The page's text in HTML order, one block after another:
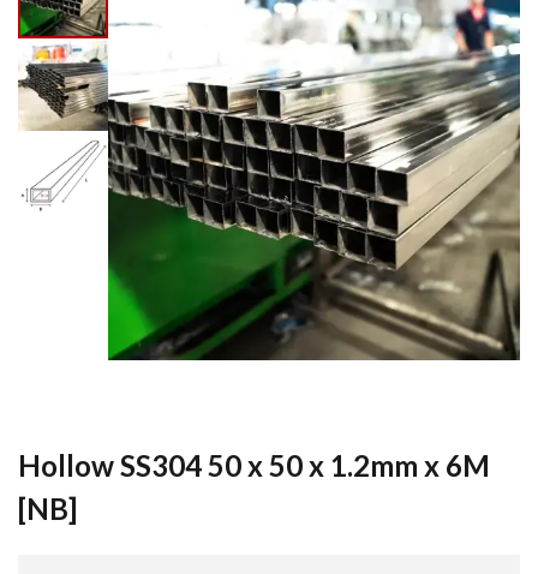
Hollow SS304 50 x 50 x 1.2mm x 6M
[NB]